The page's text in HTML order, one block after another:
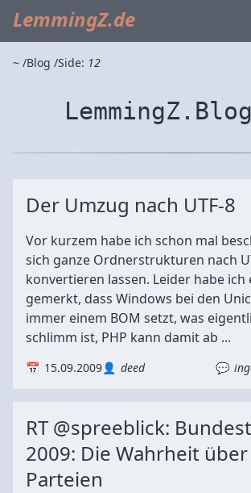
LemmingZ.de
~ Blog Side: 12
Der Umzug nach UTF-8
Vor kurzem habe ich schon mal
sich ganze Ordnerstrukturen nach
konvertieren lassen. Leider habe
gemerkt, dass Windows bei den
immer einem BOM setzt, was
schlimm ist, PHP kann damit ab ...
15.09.2009 deed
RT @spreeblick:
2009: Die Wahrheit
Parteien